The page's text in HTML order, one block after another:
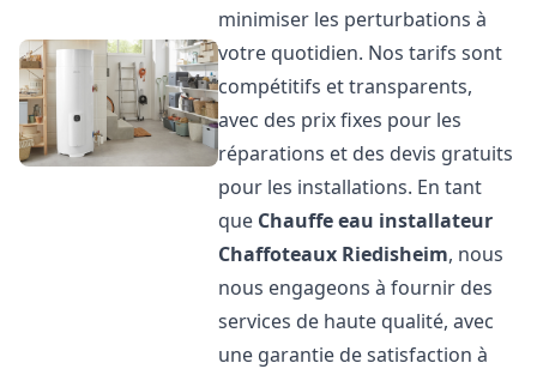
minimiser les perturbations à
votre quotidien. Nos tarifs sont
compétitifs et transparents,
avec des prix fixes pour les
réparations et des devis gratuits
pour les installations. En tant
que Chauffe eau installateur
Chaffoteaux Riedisheim, nous
nous engageons à fournir des
services de haute qualité, avec
une garantie de satisfaction à